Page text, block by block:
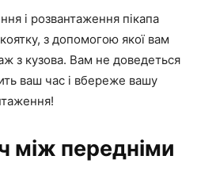
і розвантаження пікапа
з допомогою якої вам
з кузова. Вам не доведеться
ваш час і вбереже вашу
між передніми